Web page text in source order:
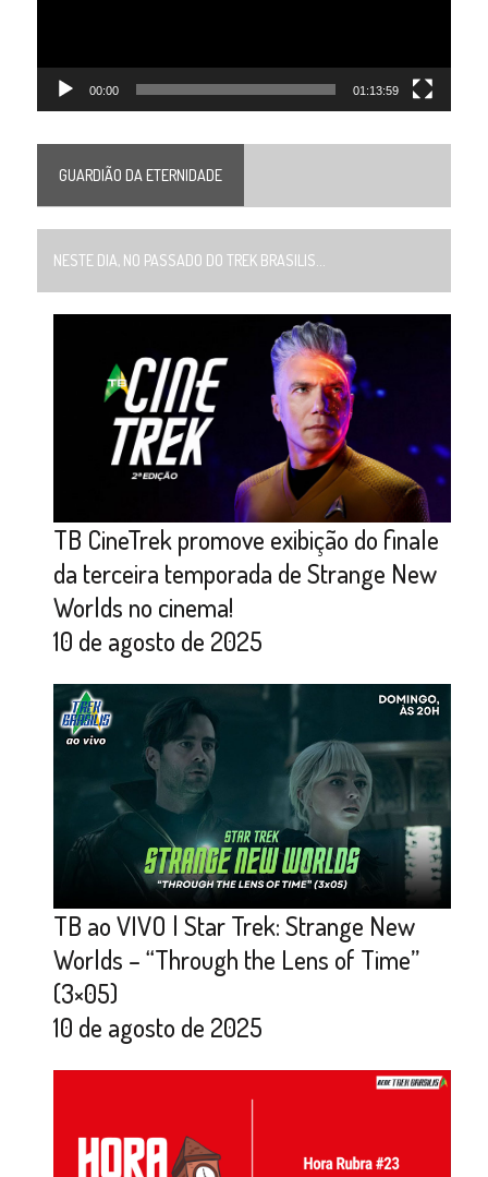
00:00 01:13:59
GUARDIÃO DA ETERNIDADE
NESTE DIA, NO PASSADO DO TREK BRASILIS...
TB CineTrek promove exibição do finale
da terceira temporada de Strange New
Worlds no cinema!
10 de agosto de 2025
TB ao VIVO | Star Trek: Strange New
Worlds – “Through the Lens of Time”
(3×05)
10 de agosto de 2025